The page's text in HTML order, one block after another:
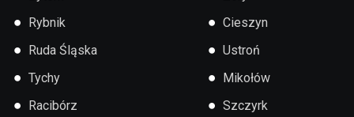
● Rybnik
● Ruda Śląska
● Tychy
● Racibórz
● Cieszyn
● Ustroń
● Mikołów
● Szczyrk